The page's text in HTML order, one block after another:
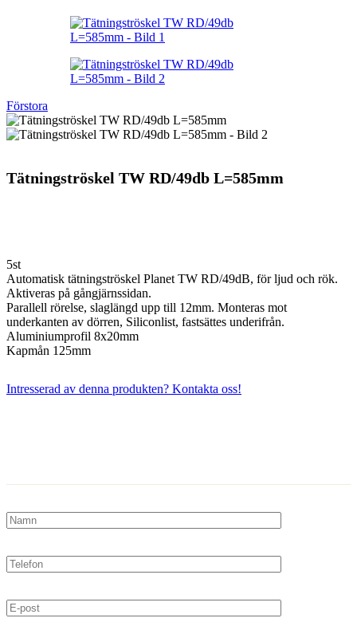
Förstora
Tätningströskel TW RD/49db L=585mm
5st
Automatisk tätningströskel Planet TW RD/49dB, för ljud och rök.
Aktiveras på gångjärnssidan.
Parallell rörelse, slaglängd upp till 12mm. Monteras mot
underkanten av dörren, Siliconlist, fastsättes underifrån.
Aluminiumprofil 8x20mm
Kapmån 125mm
Intresserad av denna produkten? Kontakta oss!